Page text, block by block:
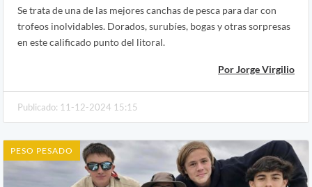
Se trata de una de las mejores canchas de pesca para dar con
trofeos inolvidables. Dorados, surubíes, bogas y otras sorpresas
en este calificado punto del litoral.
Por Jorge Virgilio
Publicado: 11-12-2024 15:15
PESO PESADO